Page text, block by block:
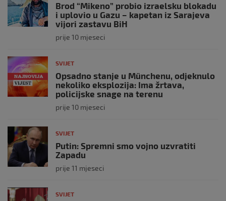
Brod “Mikeno” probio izraelsku blokadu
i uplovio u Gazu – kapetan iz Sarajeva
vijori zastavu BiH
prije 10 mjeseci
SVIJET
Opsadno stanje u Münchenu, odjeknulo
nekoliko eksplozija: Ima žrtava,
policijske snage na terenu
prije 10 mjeseci
SVIJET
Putin: Spremni smo vojno uzvratiti
Zapadu
prije 11 mjeseci
SVIJET